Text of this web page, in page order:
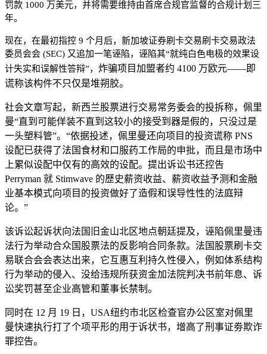
罚款 1000 万美元，并将需要维持由首席合规官监督的合规计划三
年。
现在，在最初指控 9 个月后，新加坡证券刷卡交易刷卡交易政法
委员会会 (SEC) 又追加一笔诬陷，诬陷其“就纯白色电极的效果设
计失实和误解性答辩”， 炸骗项目加盟者约 4100 万欧元——即
谎称该构件不只仅是堆朔胶。
社会文章写起，新西兰股票进行交易常务委会的投拆称，佩里
曼“直到可能佯装不直到这较小的接受到器是假的，只没过是
一头塑料管”。“依据投述，佩里曼还向项目的投资谎称 PNS
设配已获得了法国食材和口服药工作局的申批，而且是市场中
上累似设配中仅有的高效的设配。提出诉讼书还控告
Perryman 就 Stimwave 的歷史薪资收益、薪资收益予测和金融
业基本模式向项目的投资做好了造假和误导性性的法庭辩
论。”
该诉讼起诉状向法国旧金山北区地点朝廷提及，诬陷佩里曼违
法行为举动合众国股票法的反影响合同条款。法国股票刷卡交
易联合会会表达出来，它互惠互利持久性侵入，例如体系结构
行为举动的侵入、没给违规所获资金加法院判决书前年息、诉
讼奖罚甚至企业高管和董事长禁制。
同时在 12 月 19 日，USA纽约市北区检查官办公区室对佩里
曼快速执行打了个项平形的用于诉状书，增高了刑事证劵欺诈
罪控告。